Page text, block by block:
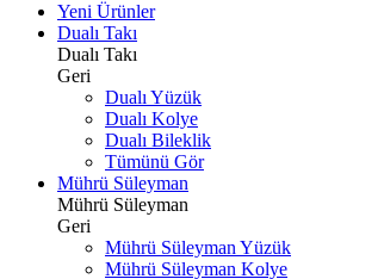
Yeni Ürünler
Dualı Takı
Dualı Takı
Geri
Dualı Yüzük
Dualı Kolye
Dualı Bileklik
Tümünü Gör
Mührü Süleyman
Mührü Süleyman
Geri
Mührü Süleyman Yüzük
Mührü Süleyman Kolye